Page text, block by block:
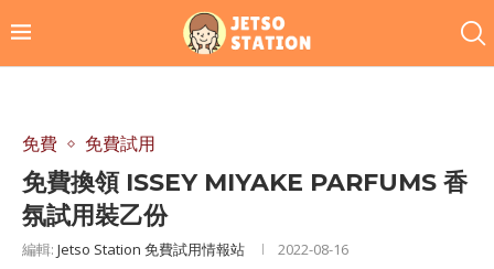
免費 免費試用
免費換領 ISSEY MIYAKE PARFUMS 香
氛試用裝乙份
編輯: Jetso Station 免費試用情報站 2022-08-16